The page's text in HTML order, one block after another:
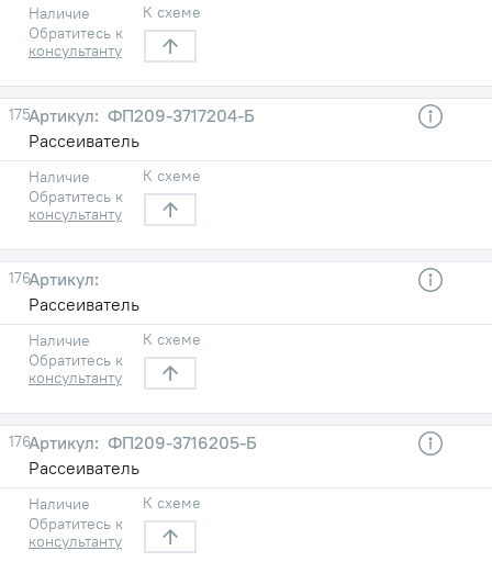
Наличие
Обратитесь к
консультанту
К схеме
175
ФП209-3717204-Б
Рассеиватель
Наличие
Обратитесь к
консультанту
К схеме
176
Рассеиватель
Наличие
Обратитесь к
консультанту
К схеме
176
ФП209-3716205-Б
Рассеиватель
Наличие
Обратитесь к
консультанту
К схеме